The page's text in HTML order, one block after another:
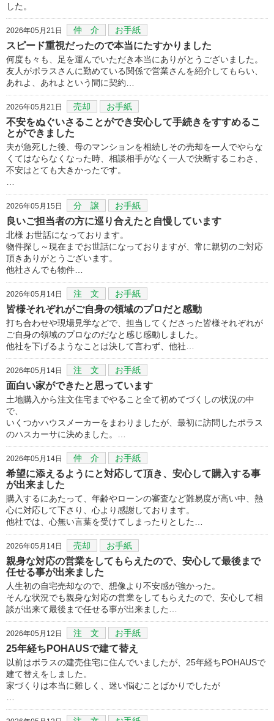
した。
2026年05月21日 仲 介 お手紙
スピード重視だったので本当にたすかりました
何度も々も、足を運んでいただき本当にありがとうございました。
友人がポラスさんに勤めている関係で営業さんを紹介してもらい、
あれよ、あれよという間に契約…
2026年05月21日 売却 お手紙
不安をぬぐいさることができ安心して手続きをすすめるこ
とができました
夫が急死した後、母のマンションを相続しその売却を一人でやらな
くてはならなくなった時、相談相手がなく一人で決断するこわさ、
不安はとても大きかったです。
2026年05月15日 分 譲 お手紙
良いご担当者の方に巡り合えたと自慢しています
北様 お世話になっております。
物件探し～現在までお世話になっておりますが、常に親切のご対応
頂きありがとうございます。
他社さんでも物件…
2026年05月14日 注 文 お手紙
皆様それぞれがご自身の領域のプロだと感動
打ち合わせや現場見学などで、担当してくださった皆様それぞれが
ご自身の領域のプロなのだなと感じ感動しました。
他社を下げるようなことは決して言わず、他社…
2026年05月14日 注 文 お手紙
面白い家ができたと思っています
土地購入から注文住宅までやること全て初めてづくしの状況の中
で、
いくつかハウスメーカーをまわりましたが、最初に訪問したポラス
のハスカーサに決めました。…
2026年05月14日 仲 介 お手紙
希望に添えるようにと対応して頂き、安心して購入する事
が出来ました
購入するにあたって、年齢やローンの審査など難易度が高い中、熱
心に対応して下さり、心より感謝しております。
他社では、心無い言葉を受けてしまったりとした…
2026年05月14日 売却 お手紙
親身な対応の営業をしてもらえたので、安心して最後まで
任せる事が出来ました
人生初の自宅売却なので、想像より不安感が強かった。
そんな状況でも親身な対応の営業をしてもらえたので、安心して相
談が出来て最後まで任せる事が出来ました…
2026年05月12日 注 文 お手紙
25年経ちPOHAUSで建て替え
以前はポラスの建売住宅に住んでいましたが、25年経ちPOHAUSで
建て替えをしました。
家づくりは本当に難しく、迷い悩むことばかりでしたが